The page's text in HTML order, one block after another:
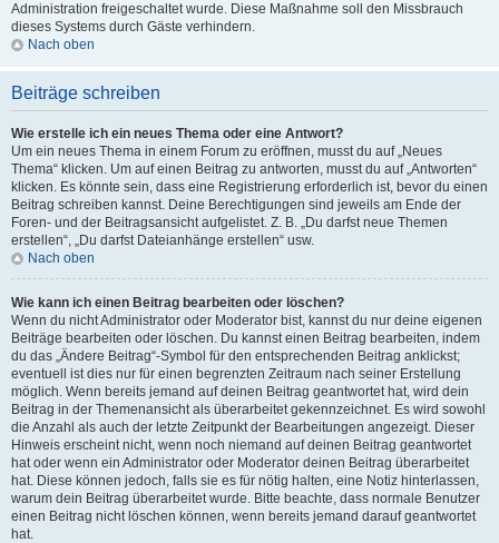
Administration freigeschaltet wurde. Diese Maßnahme soll den Missbrauch
dieses Systems durch Gäste verhindern.
Nach oben
Beiträge schreiben
Wie erstelle ich ein neues Thema oder eine Antwort?
Um ein neues Thema in einem Forum zu eröffnen, musst du auf „Neues
Thema“ klicken. Um auf einen Beitrag zu antworten, musst du auf „Antworten“
klicken. Es könnte sein, dass eine Registrierung erforderlich ist, bevor du einen
Beitrag schreiben kannst. Deine Berechtigungen sind jeweils am Ende der
Foren- und der Beitragsansicht aufgelistet. Z. B. „Du darfst neue Themen
erstellen“, „Du darfst Dateianhänge erstellen“ usw.
Nach oben
Wie kann ich einen Beitrag bearbeiten oder löschen?
Wenn du nicht Administrator oder Moderator bist, kannst du nur deine eigenen
Beiträge bearbeiten oder löschen. Du kannst einen Beitrag bearbeiten, indem
du das „Ändere Beitrag“-Symbol für den entsprechenden Beitrag anklickst;
eventuell ist dies nur für einen begrenzten Zeitraum nach seiner Erstellung
möglich. Wenn bereits jemand auf deinen Beitrag geantwortet hat, wird dein
Beitrag in der Themenansicht als überarbeitet gekennzeichnet. Es wird sowohl
die Anzahl als auch der letzte Zeitpunkt der Bearbeitungen angezeigt. Dieser
Hinweis erscheint nicht, wenn noch niemand auf deinen Beitrag geantwortet
hat oder wenn ein Administrator oder Moderator deinen Beitrag überarbeitet
hat. Diese können jedoch, falls sie es für nötig halten, eine Notiz hinterlassen,
warum dein Beitrag überarbeitet wurde. Bitte beachte, dass normale Benutzer
einen Beitrag nicht löschen können, wenn bereits jemand darauf geantwortet
hat.